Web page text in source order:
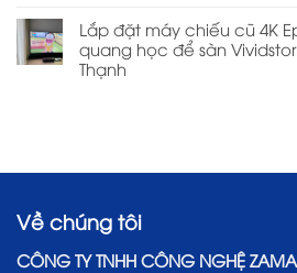
Lắp đặt máy chiếu cũ 4K
quang học để sàn
Thạnh
Về chúng tôi
CÔNG TY TNHH CÔNG NGHỆ